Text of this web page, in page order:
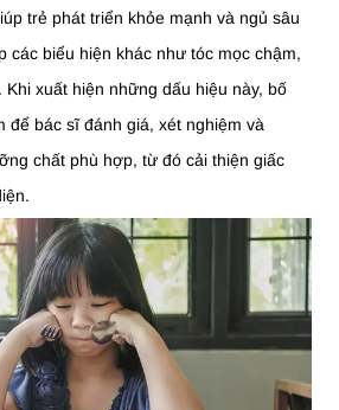
trẻ phát triển khỏe mạnh và ngủ sâu
các biểu hiện khác như tóc mọc chậm,
xuất hiện những dấu hiệu này, bố
để bác sĩ đánh giá, xét nghiệm và
chất phù hợp, từ đó cải thiện giấc